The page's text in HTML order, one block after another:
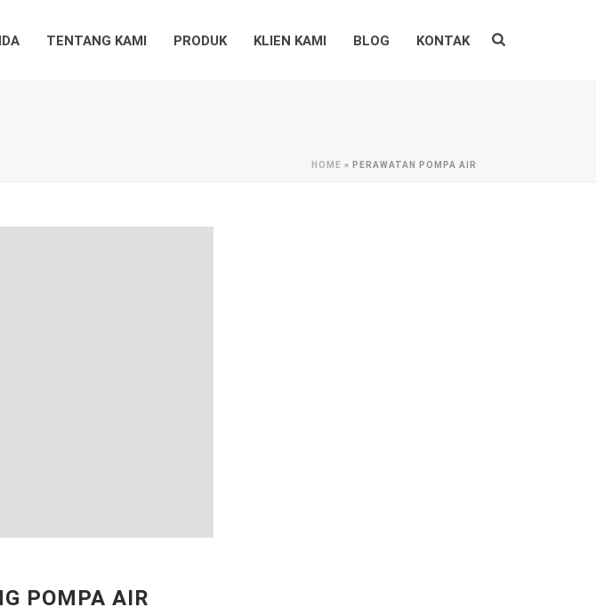
TENTANG KAMI PRODUK KLIEN KAMI BLOG KONTAK
HOME » PERAWATAN POMPA AIR
POMPA AIR